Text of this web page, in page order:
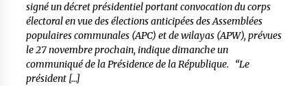
signé un décret présidentiel portant convocation du corps
électoral en vue des élections anticipées des Assemblées
populaires communales (APC) et de wilayas (APW), prévues
le 27 novembre prochain, indique dimanche un
communiqué de la Présidence de la République. “Le
président […]